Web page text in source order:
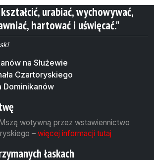
urabiać, wychowywać,
hartować i uświęcać."
na Służewie
Czartoryskiego
Dominikanów
wotywną przez wstawiennictwo
– więcej informacji tutaj
łaskach